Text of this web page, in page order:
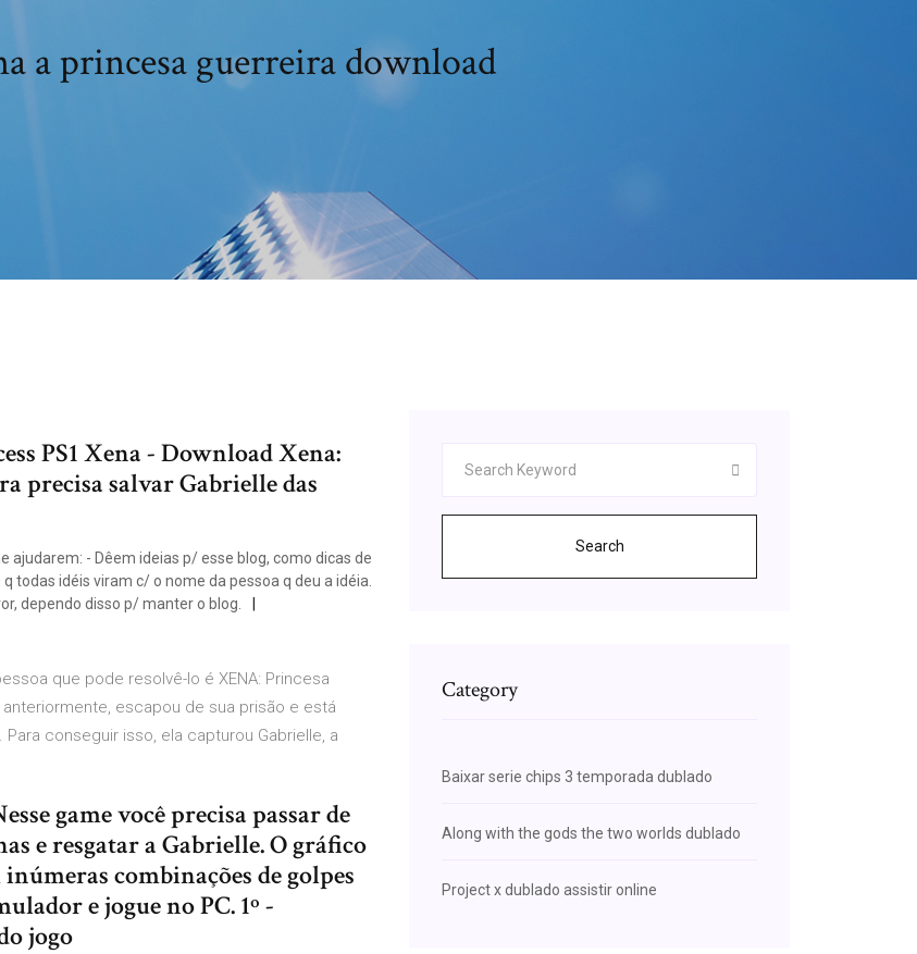
a princesa guerreira download
PS1 Xena - Download Xena:
precisa salvar Gabrielle das
ajudarem: - Dêem ideias p/ esse blog, como dicas de
todas idéis viram c/ o nome da pessoa q deu a idéia.
dependo disso p/ manter o blog.
que pode resolvê-lo é XENA: Princesa
escapou de sua prisão e está
conseguir isso, ela capturou Gabrielle, a
game você precisa passar de
e resgatar a Gabrielle. O gráfico
inúmeras combinações de golpes
e jogue no PC. 1º -
jogo
Search
Category
Baixar serie chips 3 temporada dublado
Along with the gods the two worlds dublado
Project x dublado assistir online